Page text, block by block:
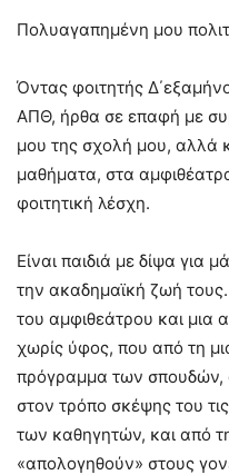
Πολυαγαπημένη μου
Όντας φοιτητής
ΑΠΘ, ήρθα σε επαφή με
μου της σχολή μου, αλλά
μαθήματα, στα
φοιτητική λέσχη.
Είναι παιδιά με δίψα για
την ακαδημαϊκή ζωή
του αμφιθεάτρου και μια
χωρίς ύφος, που από τη
πρόγραμμα των σπουδών,
στον τρόπο σκέψης του
των καθηγητών, και από
«απολογηθούν» στους